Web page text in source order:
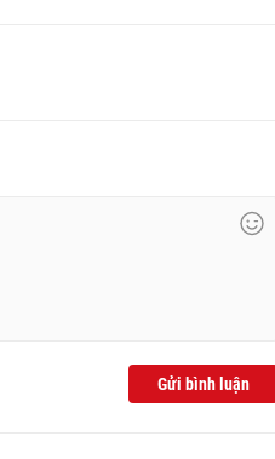
Gửi bình luận